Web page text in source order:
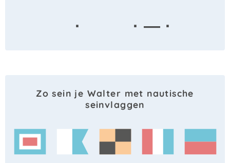
·
· — ·
Zo sein je Walter met nautische
seinvlaggen